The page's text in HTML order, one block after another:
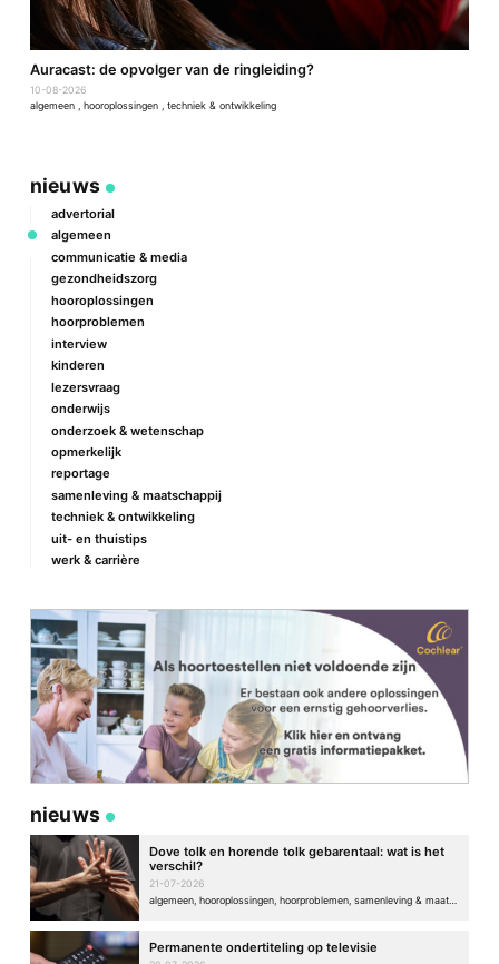
Auracast: de opvolger van de ringleiding?
10-08-2026
algemeen
hooroplossingen techniek & ontwikkeling
nieuws
advertorial
algemeen
communicatie & media
gezondheidszorg
hooroplossingen
hoorproblemen
interview
kinderen
lezersvraag
onderwijs
onderzoek & wetenschap
opmerkelijk
reportage
samenleving & maatschappij
techniek & ontwikkeling
uit- en thuistips
werk & carrière
nieuws
Dove tolk en horende tolk gebarentaal: wat is het
verschil?
21-07-2026
Permanente ondertiteling op televisie